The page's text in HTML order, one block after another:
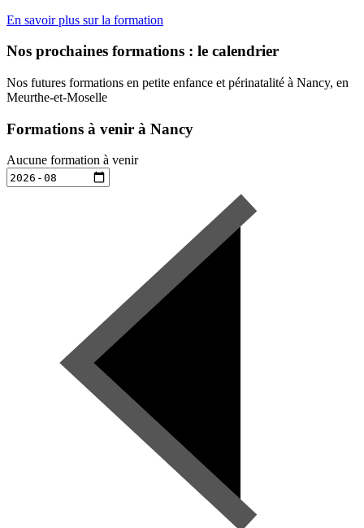
En savoir plus sur la formation
Nos prochaines formations : le calendrier
Nos futures formations en petite enfance et périnatalité à Nancy, en
Meurthe-et-Moselle
Formations à venir à Nancy
Aucune formation à venir